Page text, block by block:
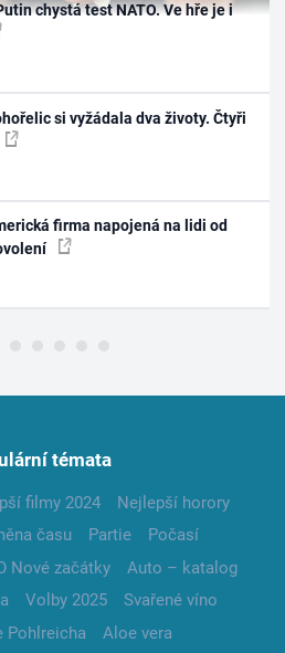
chystá test NATO. Ve hře je i
si vyžádala dva životy. Čtyři
firma napojená na lidi od
témata
filmy 2024
Nejlepší horory
času Partie
Počasí
Nové začátky
Auto – katalog
Volby 2025
Svařené víno
Pohlreicha
Aloe vera